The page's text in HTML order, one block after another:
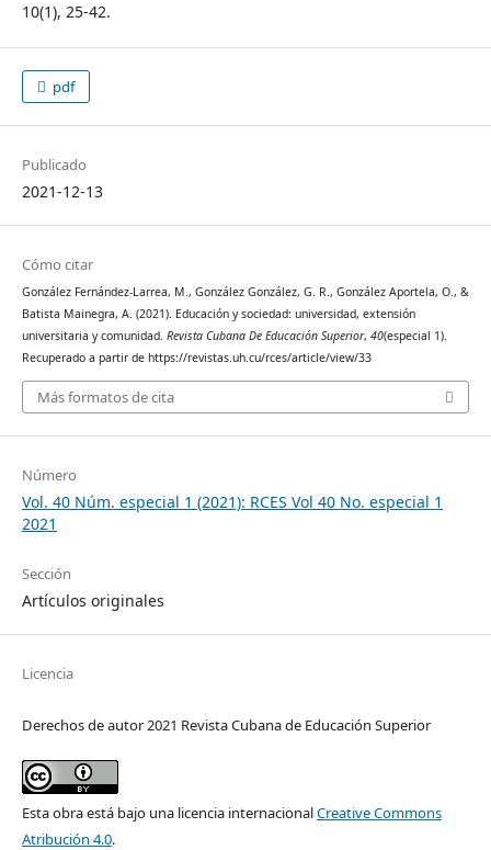
10(1), 25-42.
pdf
Publicado
2021-12-13
Cómo citar
González Fernández-Larrea, M., González González, G. R., González Aportela, O., &
Batista Mainegra, A. (2021). Educación y sociedad: universidad, extensión
universitaria y comunidad. Revista Cubana De Educación Superior, 40(especial 1).
Recuperado a partir de https://revistas.uh.cu/rces/article/view/33
Más formatos de cita
Número
Vol. 40 Núm. especial 1 (2021): RCES Vol 40 No. especial 1
2021
Sección
Artículos originales
Licencia
Derechos de autor 2021 Revista Cubana de Educación Superior
Esta obra está bajo una licencia internacionalCreative Commons
Atribución 4.0.